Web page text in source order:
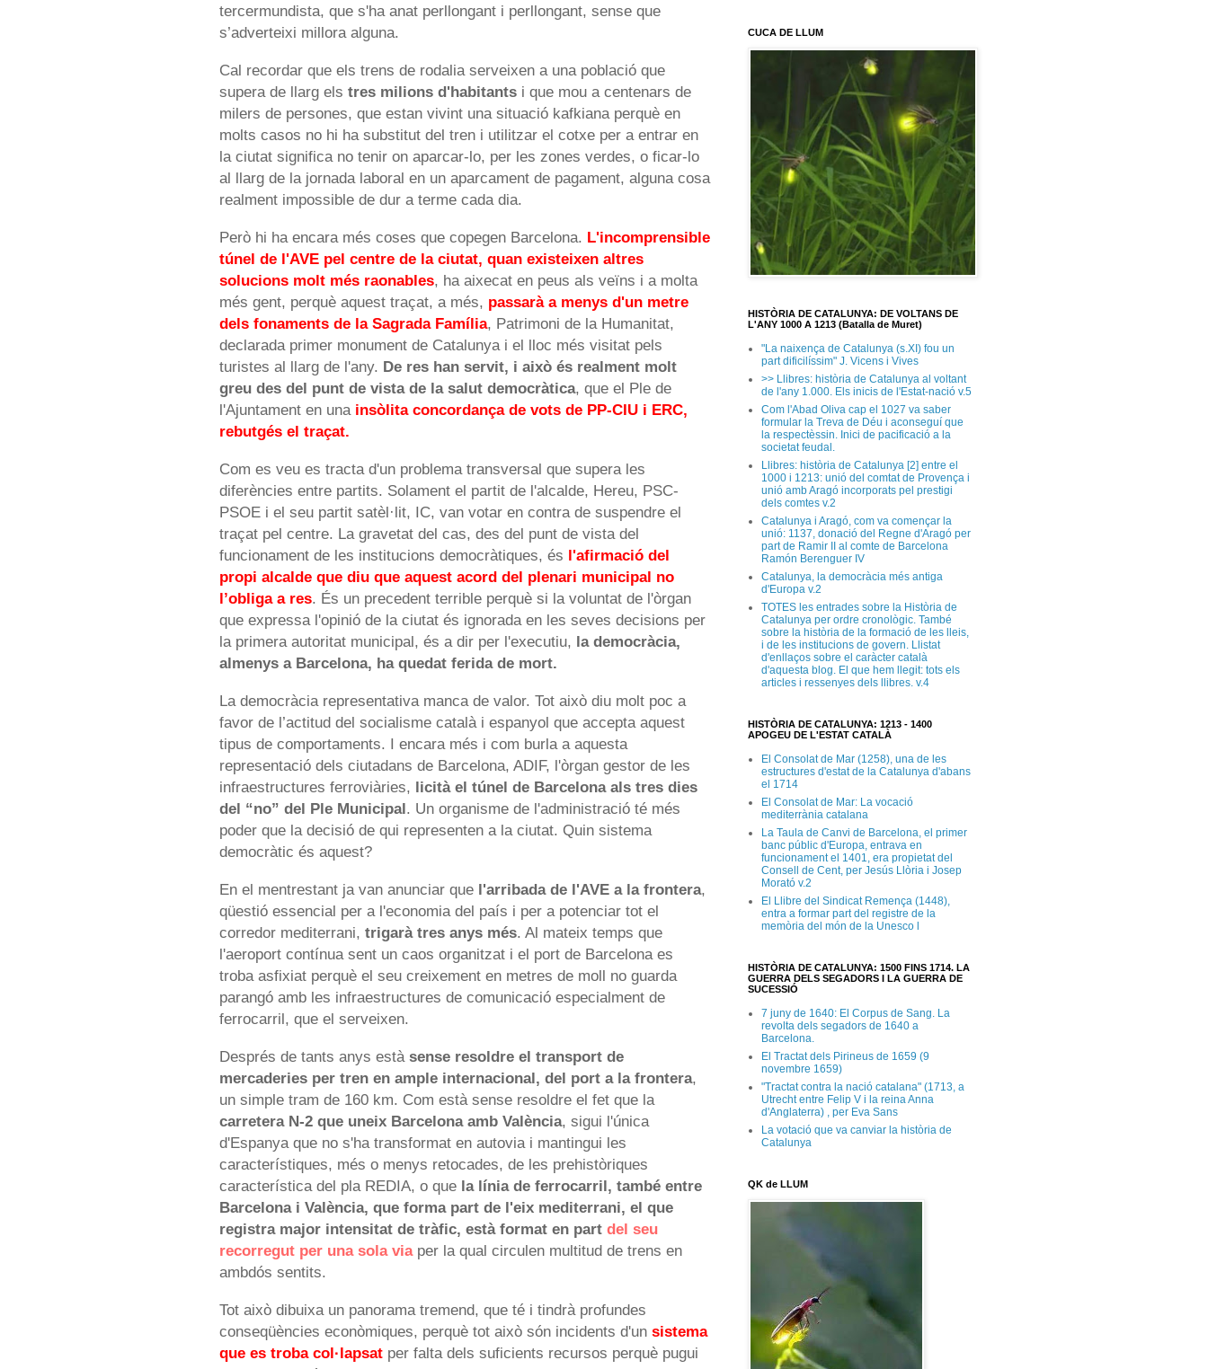
tercermundista, que s'ha anat perllongant i perllongant, sense que
s’adverteixi millora alguna.
Cal recordar que els trens de rodalia serveixen a una població que
supera de llarg els tres milions d'habitants i que mou a centenars de
milers de persones, que estan vivint una situació kafkiana perquè en
molts casos no hi ha substitut del tren i utilitzar el cotxe per a entrar en
la ciutat significa no tenir on aparcar-lo, per les zones verdes, o ficar-lo
al llarg de la jornada laboral en un aparcament de pagament, alguna cosa
realment impossible de dur a terme cada dia.
Però hi ha encara més coses que copegen Barcelona. L'incomprensible
túnel de l'AVE pel centre de la ciutat, quan existeixen altres
solucions molt més raonables, ha aixecat en peus als veïns i a molta
més gent, perquè aquest traçat, a més, passarà a menys d'un metre
dels fonaments de la Sagrada Família, Patrimoni de la Humanitat,
declarada primer monument de Catalunya i el lloc més visitat pels
turistes al llarg de l'any. De res han servit, i això és realment molt
greu des del punt de vista de la salut democràtica, que el Ple de
l'Ajuntament en una insòlita concordança de vots de PP-CIU i ERC,
rebutgés el traçat.
Com es veu es tracta d'un problema transversal que supera les
diferències entre partits. Solament el partit de l'alcalde, Hereu, PSC-
PSOE i el seu partit satèl·lit, IC, van votar en contra de suspendre el
traçat pel centre. La gravetat del cas, des del punt de vista del
funcionament de les institucions democràtiques, és l'afirmació del
propi alcalde que diu que aquest acord del plenari municipal no
l’obliga a res. És un precedent terrible perquè si la voluntat de l'òrgan
que expressa l'opinió de la ciutat és ignorada en les seves decisions per
la primera autoritat municipal, és a dir per l'executiu, la democràcia,
almenys a Barcelona, ha quedat ferida de mort.
La democràcia representativa manca de valor. Tot això diu molt poc a
favor de l’actitud del socialisme català i espanyol que accepta aquest
tipus de comportaments. I encara més i com burla a aquesta
representació dels ciutadans de Barcelona, ADIF, l'òrgan gestor de les
infraestructures ferroviàries, licità el túnel de Barcelona als tres dies
del “no” del Ple Municipal. Un organisme de l'administració té més
poder que la decisió de qui representen a la ciutat. Quin sistema
democràtic és aquest?
En el mentrestant ja van anunciar que l'arribada de l'AVE a la frontera,
qüestió essencial per a l'economia del país i per a potenciar tot el
corredor mediterrani, trigarà tres anys més. Al mateix temps que
l'aeroport contínua sent un caos organitzat i el port de Barcelona es
troba asfixiat perquè el seu creixement en metres de moll no guarda
parangó amb les infraestructures de comunicació especialment de
ferrocarril, que el serveixen.
Després de tants anys està sense resoldre el transport de
mercaderies per tren en ample internacional, del port a la frontera,
un simple tram de 160 km. Com està sense resoldre el fet que la
carretera N-2 que uneix Barcelona amb València, sigui l'única
d'Espanya que no s'ha transformat en autovia i mantingui les
característiques, més o menys retocades, de les prehistòriques
característica del pla REDIA, o que la línia de ferrocarril, també entre
Barcelona i València, que forma part de l'eix mediterrani, el que
registra major intensitat de tràfic, està format en part del seu
recorregut per una sola via per la qual circulen multitud de trens en
ambdós sentits.
Tot això dibuixa un panorama tremend, que té i tindrà profundes
conseqüències econòmiques, perquè tot això són incidents d'un sistema
que es troba col·lapsat per falta dels suficients recursos perquè pugui
CUCA DE LLUM
HISTÒRIA DE CATALUNYA: DE VOLTANS DE
L'ANY 1000 A 1213 (Batalla de Muret)
"La naixença de Catalunya (s.XI) fou un
part dificilíssim" J. Vicens i Vives
>> Llibres: història de Catalunya al voltant
de l'any 1.000. Els inicis de l'Estat-nació v.5
Com l'Abad Oliva cap el 1027 va saber
formular la Treva de Déu i aconseguí que
la respectèssin. Inici de pacificació a la
societat feudal.
Llibres: història de Catalunya [2] entre el
1000 i 1213: unió del comtat de Provença i
unió amb Aragó incorporats pel prestigi
dels comtes v.2
Catalunya i Aragó, com va començar la
unió: 1137, donació del Regne d'Aragó per
part de Ramir II al comte de Barcelona
Ramón Berenguer IV
Catalunya, la democràcia més antiga
d'Europa v.2
TOTES les entrades sobre la Història de
Catalunya per ordre cronològic. També
sobre la història de la formació de les lleis,
i de les institucions de govern. Llistat
d'enllaços sobre el caràcter català
d'aquesta blog. El que hem llegit: tots els
articles i ressenyes dels llibres. v.4
HISTÒRIA DE CATALUNYA: 1213 - 1400
APOGEU DE L'ESTAT CATALÀ
El Consolat de Mar (1258), una de les
estructures d'estat de la Catalunya d'abans
el 1714
El Consolat de Mar: La vocació
mediterrània catalana
La Taula de Canvi de Barcelona, el primer
banc públic d'Europa, entrava en
funcionament el 1401, era propietat del
Consell de Cent, per Jesús Llòria i Josep
Morató v.2
El Llibre del Sindicat Remença (1448),
entra a formar part del registre de la
memòria del món de la Unesco l
HISTÒRIA DE CATALUNYA: 1500 FINS 1714. LA
GUERRA DELS SEGADORS I LA GUERRA DE
SUCESSIÓ
7 juny de 1640: El Corpus de Sang. La
revolta dels segadors de 1640 a
Barcelona.
El Tractat dels Pirineus de 1659 (9
novembre 1659)
"Tractat contra la nació catalana" (1713, a
Utrecht entre Felip V i la reina Anna
d'Anglaterra) , per Eva Sans
La votació que va canviar la història de
Catalunya
QK de LLUM